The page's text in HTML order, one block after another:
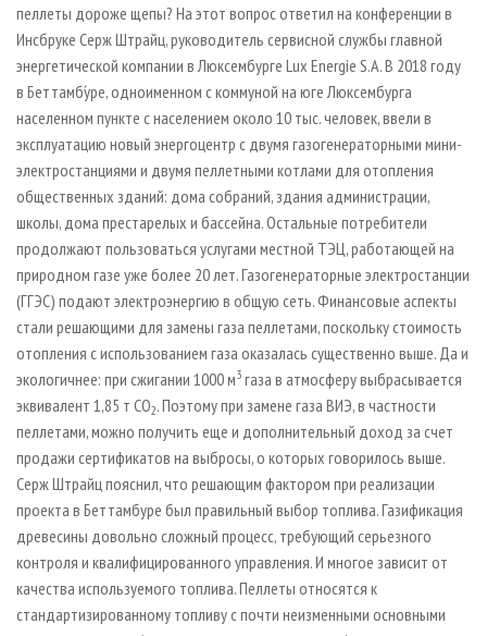
пеллеты дороже щепы? На этот вопрос ответил на конференции в
Инсбруке Серж Штрайц, руководитель сервисной службы главной
энергетической компании в Люксембурге Lux Energie S.A. В 2018 году
в Беттамбу́ре, одноименном с коммуной на юге Люксембурга
населенном пункте с населением около 10 тыс. человек, ввели в
эксплуатацию новый энергоцентр с двумя газогенераторными мини-
электростанциями и двумя пеллетными котлами для отопления
общественных зданий: дома собраний, здания администрации,
школы, дома престарелых и бассейна. Остальные потребители
продолжают пользоваться услугами местной ТЭЦ, работающей на
природном газе уже более 20 лет. Газогенераторные электростанции
(ГГЭС) подают электроэнергию в общую сеть. Финансовые аспекты
стали решающими для замены газа пеллетами, поскольку стоимость
отопления с использованием газа оказалась существенно выше. Да и
экологичнее: при сжигании 1000 м3 газа в атмосферу выбрасывается
эквивалент 1,85 т СО2. Поэтому при замене газа ВИЭ, в частности
пеллетами, можно получить еще и дополнительный доход за счет
продажи сертификатов на выбросы, о которых говорилось выше.
Серж Штрайц пояснил, что решающим фактором при реализации
проекта в Беттамбуре был правильный выбор топлива. Газификация
древесины довольно сложный процесс, требующий серьезного
контроля и квалифицированного управления. И многое зависит от
качества используемого топлива. Пеллеты относятся к
стандартизированному топливу с почти неизменными основными